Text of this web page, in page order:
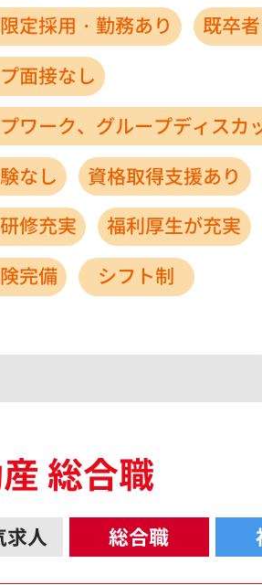
定採用・勤務あり
既卒
面接なし
ワーク、グループディスカ
なし
資格取得支援あり
修充実
福利厚生が充実
完備
シフト制
総合職
求人 総合職